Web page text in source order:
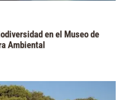
en el Museo de
Ambiental